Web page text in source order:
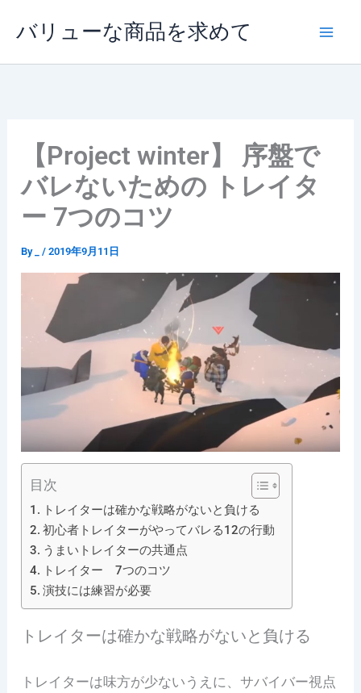
バリューな商品を求めて
【Project winter】 序盤で
バレないための トレイタ
ー 7つのコツ
By _/2019年9月11日
目次
トレイターは確かな戦略がないと負ける
初心者トレイターがやってバレる12の行動
うまいトレイターの共通点
トレイター 7つのコツ
演技には練習が必要
トレイターは確かな戦略がないと負ける
トレイターは味方が少ないうえに、サバイバー視点